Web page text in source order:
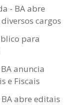
- BA abre
cargos
para
anuncia
e Fiscais
abre editais